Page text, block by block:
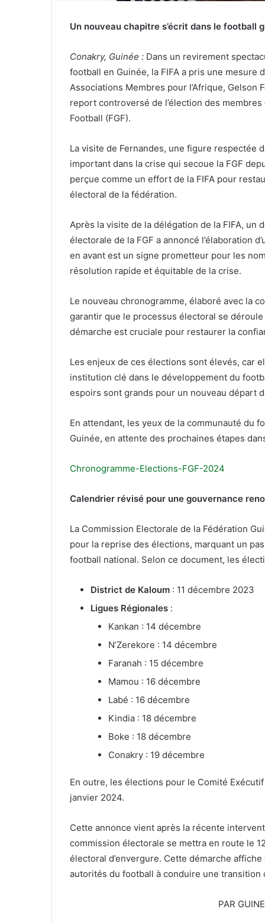
Un nouveau chapitre s’écrit dans le football
Conakry, Guinée : Dans un revirement
football en Guinée, la FIFA a pris une
Associations Membres pour l’Afrique,
report controversé de l’élection des
Football (FGF).
La visite de Fernandes, une figure respectée
important dans la crise qui secoue la FGF
perçue comme un effort de la FIFA pour
électoral de la fédération.
Après la visite de la délégation de la FIFA, un
électorale de la FGF a annoncé l’élaboration
en avant est un signe prometteur pour les
résolution rapide et équitable de la crise.
Le nouveau chronogramme, élaboré avec la
garantir que le processus électoral se
démarche est cruciale pour restaurer la
Les enjeux de ces élections sont élevés, car
institution clé dans le développement du
espoirs sont grands pour un nouveau départ
En attendant, les yeux de la communauté du
Guinée, en attente des prochaines étapes
Chronogramme-Elections-FGF-2024
Calendrier révisé pour une gouvernance
La Commission Electorale de la Fédération
pour la reprise des élections, marquant un
football national. Selon ce document, les
District de Kaloum : 11 décembre 2023
Ligues Régionales :
Kankan : 14 décembre
N’Zerekore : 14 décembre
Faranah : 15 décembre
Mamou : 16 décembre
Labé : 16 décembre
Kindia : 18 décembre
Boke : 18 décembre
Conakry : 19 décembre
En outre, les élections pour le Comité
janvier 2024.
Cette annonce vient après la récente
commission électorale se mettra en route le
électoral d’envergure. Cette démarche
autorités du football à conduire une transition
PAR